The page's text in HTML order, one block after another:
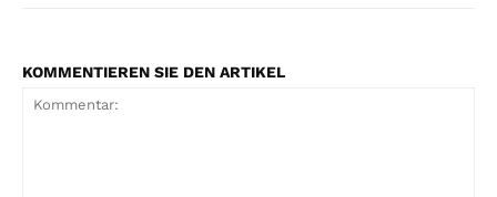
KOMMENTIEREN SIE DEN ARTIKEL